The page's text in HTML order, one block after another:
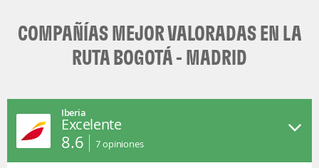
COMPAÑÍAS MEJOR VALORADAS EN LA
RUTA BOGOTÁ - MADRID
Iberia
Excelente
8.6 7opiniones